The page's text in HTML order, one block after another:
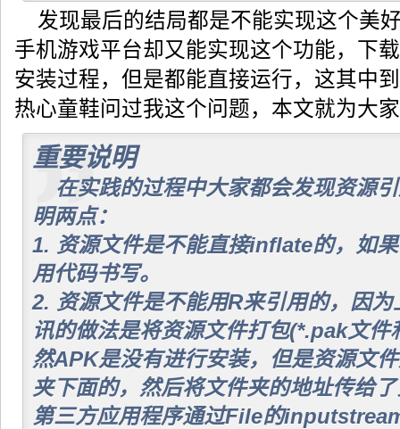
发现最后的结局都是不能实现这个美
手机游戏平台却又能实现这个功能，下
安装过程，但是都能直接运行，这其中
热心童鞋问过我这个问题，本文就为大
重要说明
在实践的过程中大家都会发现资源
明两点：
1. 资源文件是不能直接inflate的，如
用代码书写。
2. 资源文件是不能用R来引用的，因
讯的做法是将资源文件打包(*.pak文
然APK是没有进行安装，但是资源文
夹下面的，然后将文件夹的地址传给
第三方应用程序通过File的